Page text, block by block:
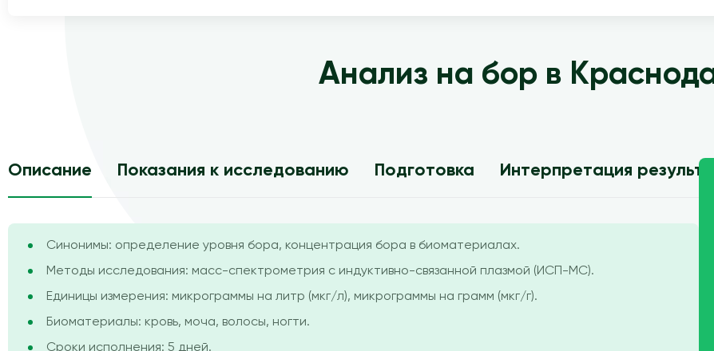
Анализ на бор в
Описание Показания к исследованию Подготовка Интерпретация
Синонимы: определение уровня бора, концентрация бора в биоматериалах.
Методы исследования: масс-спектрометрия с индуктивно-связанной плазмой (ИСП-МС).
Единицы измерения: микрограммы на литр (мкг/л), микрограммы на грамм (мкг/г).
Биоматериалы: кровь, моча, волосы, ногти.
Сроки исполнения: 5 дней.